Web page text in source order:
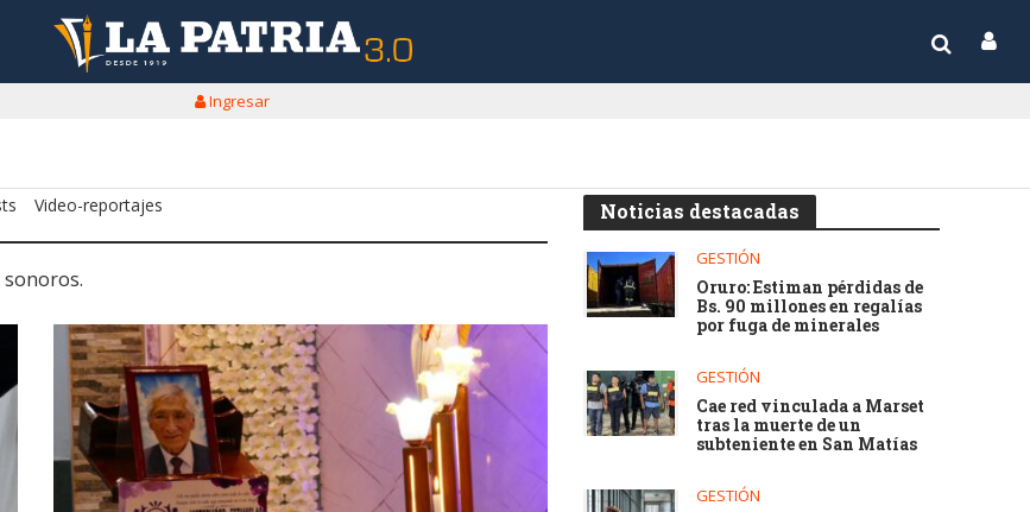
Ingresar
Video-reportajes Noticias destacadas
GESTIÓN
Oruro: Estiman pérdidas de
Bs. 90 millones en regalías
por fuga de minerales
GESTIÓN
Cae red vinculada a Marset
tras la muerte de un
subteniente en San Matías
GESTIÓN